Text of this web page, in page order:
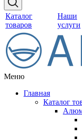
Каталог
товаров
Наши
услуги
Меню
Главная
Каталог